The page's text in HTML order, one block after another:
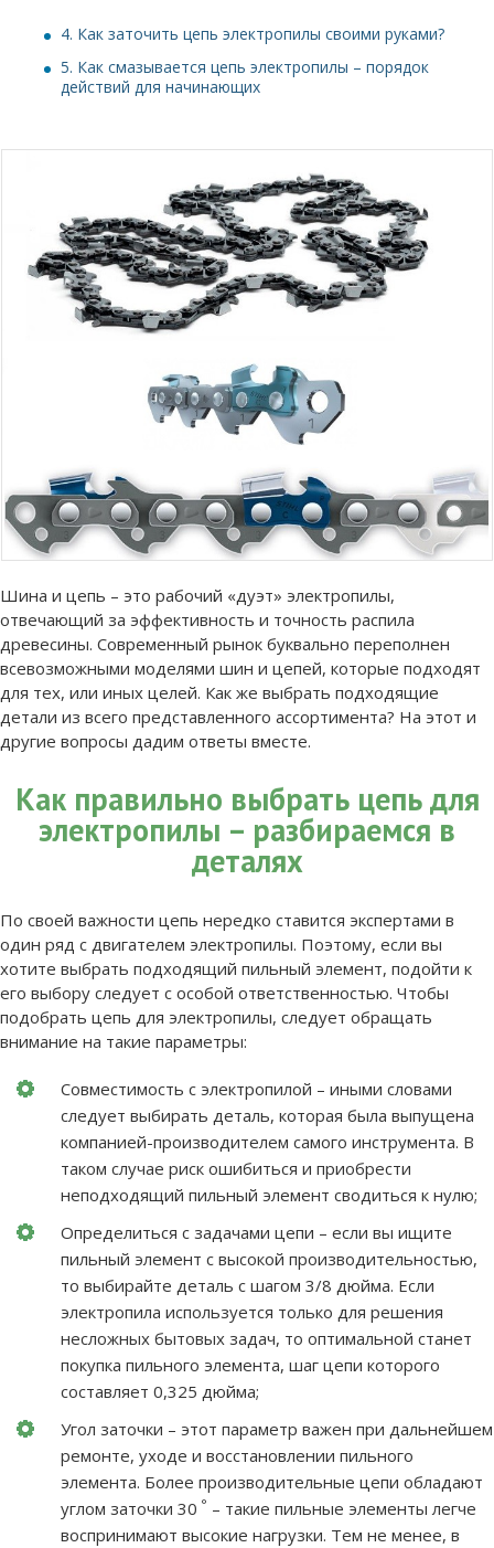
4. Как заточить цепь электропилы своими руками?
5. Как смазывается цепь электропилы – порядок
действий для начинающих
Шина и цепь – это рабочий «дуэт» электропилы,
отвечающий за эффективность и точность распила
древесины. Современный рынок буквально переполнен
всевозможными моделями шин и цепей, которые подходят
для тех, или иных целей. Как же выбрать подходящие
детали из всего представленного ассортимента? На этот и
другие вопросы дадим ответы вместе.
Как правильно выбрать цепь для
электропилы – разбираемся в
деталях
По своей важности цепь нередко ставится экспертами в
один ряд с двигателем электропилы. Поэтому, если вы
хотите выбрать подходящий пильный элемент, подойти к
его выбору следует с особой ответственностью. Чтобы
подобрать цепь для электропилы, следует обращать
внимание на такие параметры:
Совместимость с электропилой – иными словами
следует выбирать деталь, которая была выпущена
компанией-производителем самого инструмента. В
таком случае риск ошибиться и приобрести
неподходящий пильный элемент сводиться к нулю;
Определиться с задачами цепи – если вы ищите
пильный элемент с высокой производительностью,
то выбирайте деталь с шагом 3/8 дюйма. Если
электропила используется только для решения
несложных бытовых задач, то оптимальной станет
покупка пильного элемента, шаг цепи которого
составляет 0,325 дюйма;
Угол заточки – этот параметр важен при дальнейшем
ремонте, уходе и восстановлении пильного
элемента. Более производительные цепи обладают
углом заточки 30 ° – такие пильные элементы легче
воспринимают высокие нагрузки. Тем не менее, в